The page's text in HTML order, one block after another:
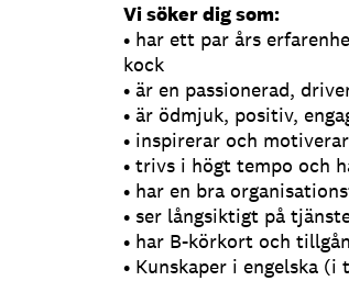
Vi söker dig som:
• har ett par års
kock
• är en passionerad,
• är ödmjuk, positiv,
• inspirerar och
• trivs i högt tempo och
• har en bra
• ser långsiktigt på
• har B-körkort och
• Kunskaper i engelska